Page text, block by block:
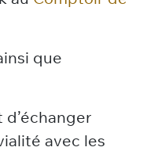
que
avec les